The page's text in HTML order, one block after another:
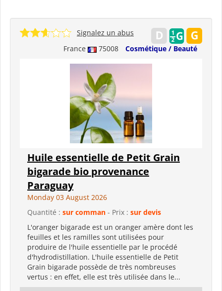
France 75008 Cosmétique / Beauté
Signalez un abus
Huile essentielle de Petit Grain
bigarade bio provenance
Paraguay
Monday 03 August 2026
Quantité : sur comman - Prix : sur devis
L'oranger bigarade est un oranger amère dont les
feuilles et les ramilles sont utilisées pour
produire de l'huile essentielle par le procédé
d'hydrodistillation. L'huile essentielle de Petit
Grain bigarade possède de très nombreuses
vertus : en effet, elle est très utilisée dans le...